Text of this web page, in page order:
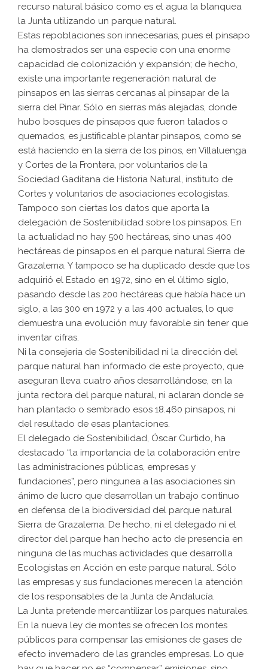
recurso natural básico como es el agua la blanquea
la Junta utilizando un parque natural.
Estas repoblaciones son innecesarias, pues el pinsapo
ha demostrados ser una especie con una enorme
capacidad de colonización y expansión; de hecho,
existe una importante regeneración natural de
pinsapos en las sierras cercanas al pinsapar de la
sierra del Pinar. Sólo en sierras más alejadas, donde
hubo bosques de pinsapos que fueron talados o
quemados, es justificable plantar pinsapos, como se
está haciendo en la sierra de los pinos, en Villaluenga
y Cortes de la Frontera, por voluntarios de la
Sociedad Gaditana de Historia Natural, instituto de
Cortes y voluntarios de asociaciones ecologistas.
Tampoco son ciertas los datos que aporta la
delegación de Sostenibilidad sobre los pinsapos. En
la actualidad no hay 500 hectáreas, sino unas 400
hectáreas de pinsapos en el parque natural Sierra de
Grazalema. Y tampoco se ha duplicado desde que los
adquirió el Estado en 1972, sino en el último siglo,
pasando desde las 200 hectáreas que había hace un
siglo, a las 300 en 1972 y a las 400 actuales, lo que
demuestra una evolución muy favorable sin tener que
inventar cifras.
Ni la consejería de Sostenibilidad ni la dirección del
parque natural han informado de este proyecto, que
aseguran lleva cuatro años desarrollándose, en la
junta rectora del parque natural, ni aclaran donde se
han plantado o sembrado esos 18.460 pinsapos, ni
del resultado de esas plantaciones.
El delegado de Sostenibilidad, Óscar Curtido, ha
destacado “la importancia de la colaboración entre
las administraciones públicas, empresas y
fundaciones”, pero ningunea a las asociaciones sin
ánimo de lucro que desarrollan un trabajo continuo
en defensa de la biodiversidad del parque natural
Sierra de Grazalema. De hecho, ni el delegado ni el
director del parque han hecho acto de presencia en
ninguna de las muchas actividades que desarrolla
Ecologistas en Acción en este parque natural. Sólo
las empresas y sus fundaciones merecen la atención
de los responsables de la Junta de Andalucía.
La Junta pretende mercantilizar los parques naturales.
En la nueva ley de montes se ofrecen los montes
públicos para compensar las emisiones de gases de
efecto invernadero de las grandes empresas. Lo que